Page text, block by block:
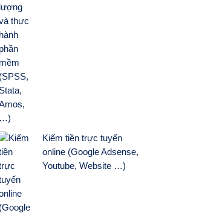
Kiếm tiền trực tuyến
online (Google Adsense,
Youtube, Website …)